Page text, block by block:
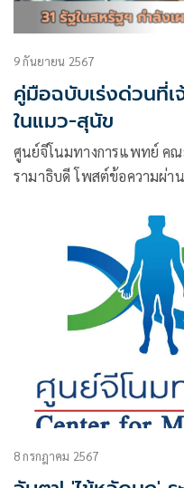
9 กันยายน 2567
คู่มือฉบับเร่งด่วนที่เ
ในแมว-สุนัข
ศูนย์จีโนมทางการแพทย์ ค
รามาธิบดี โพสต์ข้อความผ่า
หวัดนกในแมวและสุนัข
8 กรกฎาคม 2567